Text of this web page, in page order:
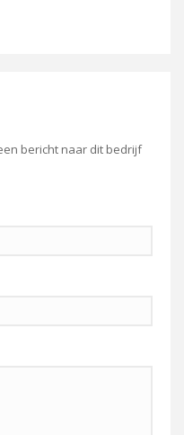
bericht naar dit bedrijf